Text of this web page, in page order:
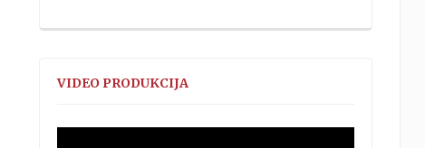
VIDEO PRODUKCIJA